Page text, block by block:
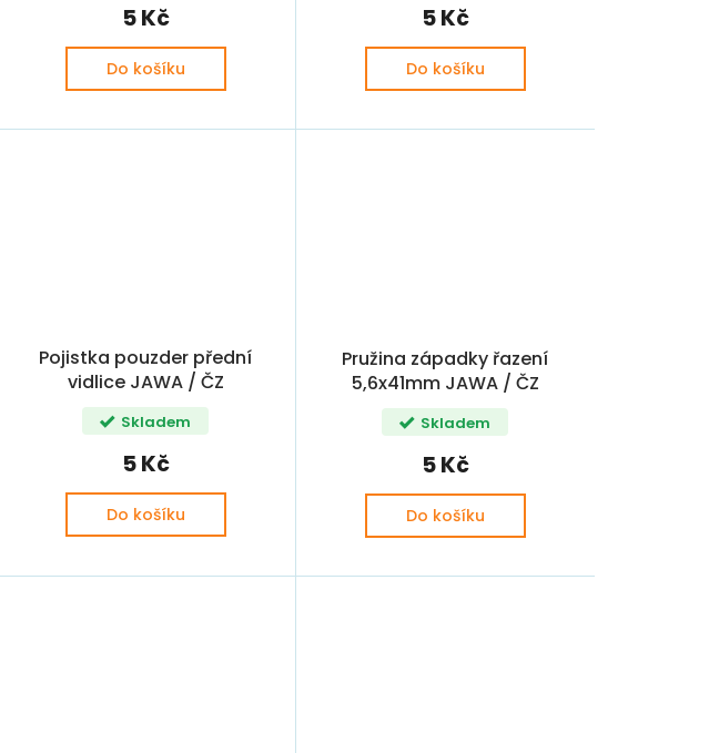
5 Kč
Do košíku
5 Kč
Do košíku
Pojistka pouzder přední
vidlice JAWA / ČZ
Skladem
5 Kč
Do košíku
Pružina západky řazení
5,6x41mm JAWA / ČZ
Skladem
5 Kč
Do košíku